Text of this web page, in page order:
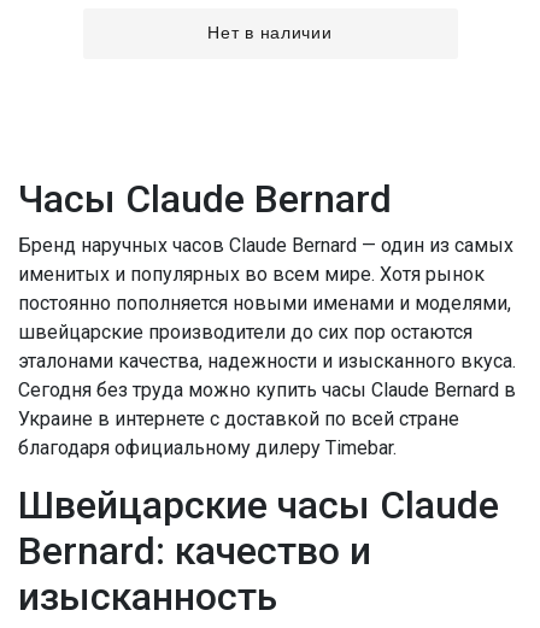
Нет в наличии
Часы Claude Bernard
Бренд наручных часов Claude Bernard — один из самых
именитых и популярных во всем мире. Хотя рынок
постоянно пополняется новыми именами и моделями,
швейцарские производители до сих пор остаются
эталонами качества, надежности и изысканного вкуса.
Сегодня без труда можно купить часы Claude Bernard в
Украине в интернете с доставкой по всей стране
благодаря официальному дилеру Timebar.
Швейцарские часы Claude
Bernard: качество и
изысканность